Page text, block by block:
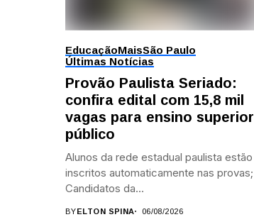
EducaçãoMaisSão Paulo
Últimas Notícias
Provão Paulista Seriado:
confira edital com 15,8 mil
vagas para ensino superior
público
Alunos da rede estadual paulista estão
inscritos automaticamente nas provas;
Candidatos da...
BYELTON SPINA 06/08/2026